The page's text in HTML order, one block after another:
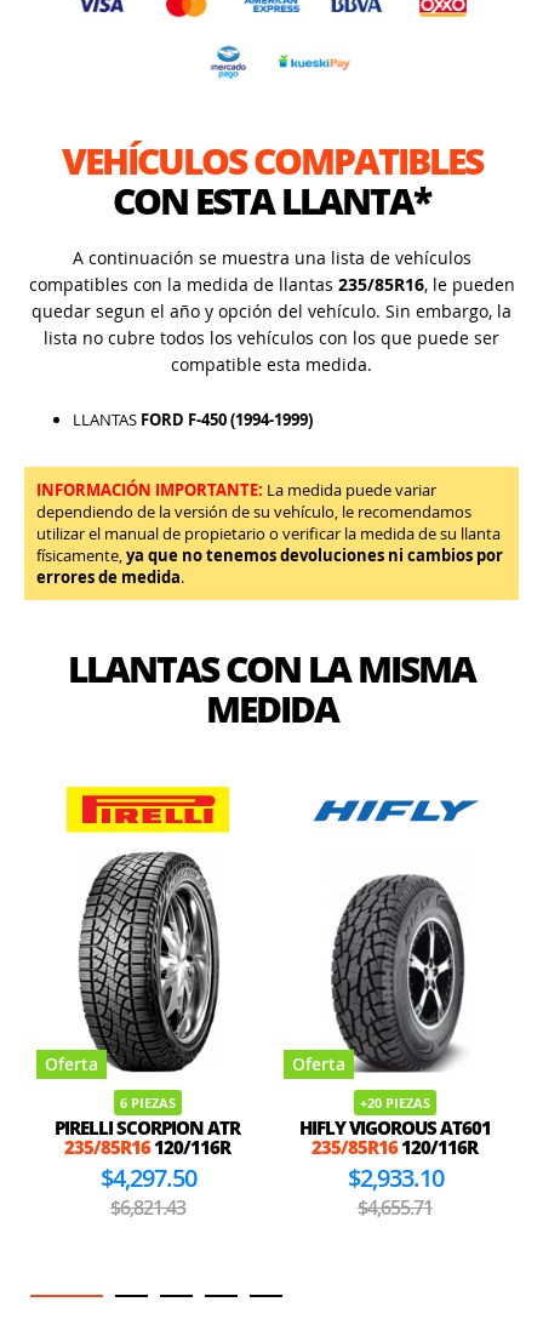
VEHÍCULOS COMPATIBLES
CON ESTA LLANTA*
A continuación se muestra una lista de vehículos
compatibles con la medida de llantas 235/85R16, le pueden
quedar segun el año y opción del vehículo. Sin embargo, la
lista no cubre todos los vehículos con los que puede ser
compatible esta medida.
LLANTAS FORD F-450 (1994-1999)
INFORMACIÓN IMPORTANTE: La medida puede variar
dependiendo de la versión de su vehículo, le recomendamos
utilizar el manual de propietario o verificar la medida de su llanta
físicamente,ya que no tenemos devoluciones ni cambios por
errores de medida.
LLANTAS CON LA MISMA
MEDIDA
Oferta
6 PIEZAS
PIRELLI SCORPION ATR
235/85R16120/116R
$4,297.50
$6,821.43
Oferta
+20 PIEZAS
HIFLY VIGOROUS AT601
235/85R16120/116R
$2,933.10
$4,655.71